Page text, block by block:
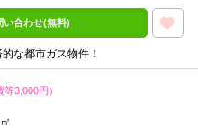
い合わせ(無料)
な都市ガス物件！
等3,000円）